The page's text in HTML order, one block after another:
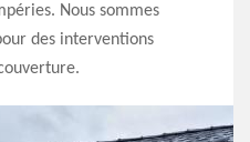
Nous sommes
des interventions